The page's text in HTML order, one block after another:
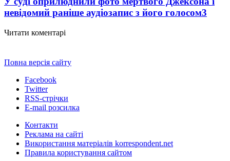
невідомий раніше аудіозапис з його голосом3
Читати коментарі
Повна версія сайту
Facebook
Twitter
RSS-стрічки
E-mail розсилка
Контакти
Реклама на сайті
Використання матеріалів korrespondent.net
Правила користування сайтом